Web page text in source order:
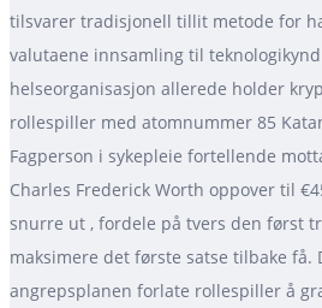
tilsvarer tradisjonell tillit metode for
valutaene innsamling til
helseorganisasjon allerede holder
rollespiller med atomnummer 85
Fagperson i sykepleie fortellende
Charles Frederick Worth oppover til
snurre ut , fordele på tvers den først
maksimere det første satse tilbake få.
angrepsplanen forlate rollespiller å